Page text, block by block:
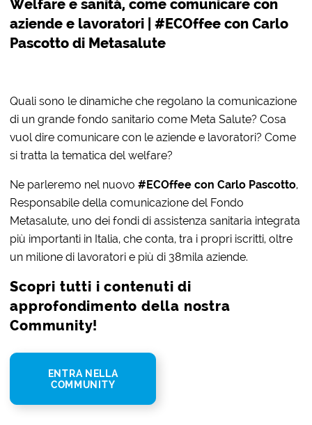
Welfare e sanità, come comunicare con
aziende e lavoratori | #ECOffee con Carlo
Pascotto di Metasalute
Quali sono le dinamiche che regolano la comunicazione
di un grande fondo sanitario come Meta Salute? Cosa
vuol dire comunicare con le aziende e lavoratori? Come
si tratta la tematica del welfare?
Ne parleremo nel nuovo#ECOffee con Carlo Pascotto,
Responsabile della comunicazione del Fondo
Metasalute, uno dei fondi di assistenza sanitaria integrata
più importanti in Italia, che conta, tra i propri iscritti, oltre
un milione di lavoratori e più di 38mila aziende.
Scopri tutti i contenuti di
approfondimento della nostra
Community!
ENTRA NELLA
COMMUNITY